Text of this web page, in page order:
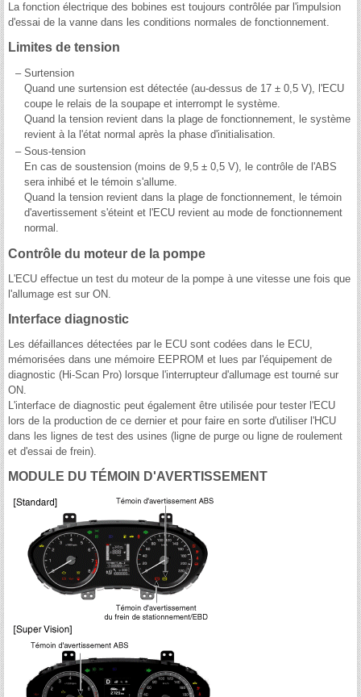
La fonction électrique des bobines est toujours contrôlée par l'impulsion
d'essai de la vanne dans les conditions normales de fonctionnement.
Limites de tension
– Surtension
Quand une surtension est détectée (au-dessus de 17 ± 0,5 V), l'ECU
coupe le relais de la soupape et interrompt le système.
Quand la tension revient dans la plage de fonctionnement, le système
revient à la l'état normal après la phase d'initialisation.
– Sous-tension
En cas de soustension (moins de 9,5 ± 0,5 V), le contrôle de l'ABS
sera inhibé et le témoin s'allume.
Quand la tension revient dans la plage de fonctionnement, le témoin
d'avertissement s'éteint et l'ECU revient au mode de fonctionnement
normal.
Contrôle du moteur de la pompe
L'ECU effectue un test du moteur de la pompe à une vitesse une fois que
l'allumage est sur ON.
Interface diagnostic
Les défaillances détectées par le ECU sont codées dans le ECU,
mémorisées dans une mémoire EEPROM et lues par l'équipement de
diagnostic (Hi-Scan Pro) lorsque l'interrupteur d'allumage est tourné sur
ON.
L'interface de diagnostic peut également être utilisée pour tester l'ECU
lors de la production de ce dernier et pour faire en sorte d'utiliser l'HCU
dans les lignes de test des usines (ligne de purge ou ligne de roulement
et d'essai de frein).
MODULE DU TÉMOIN D'AVERTISSEMENT